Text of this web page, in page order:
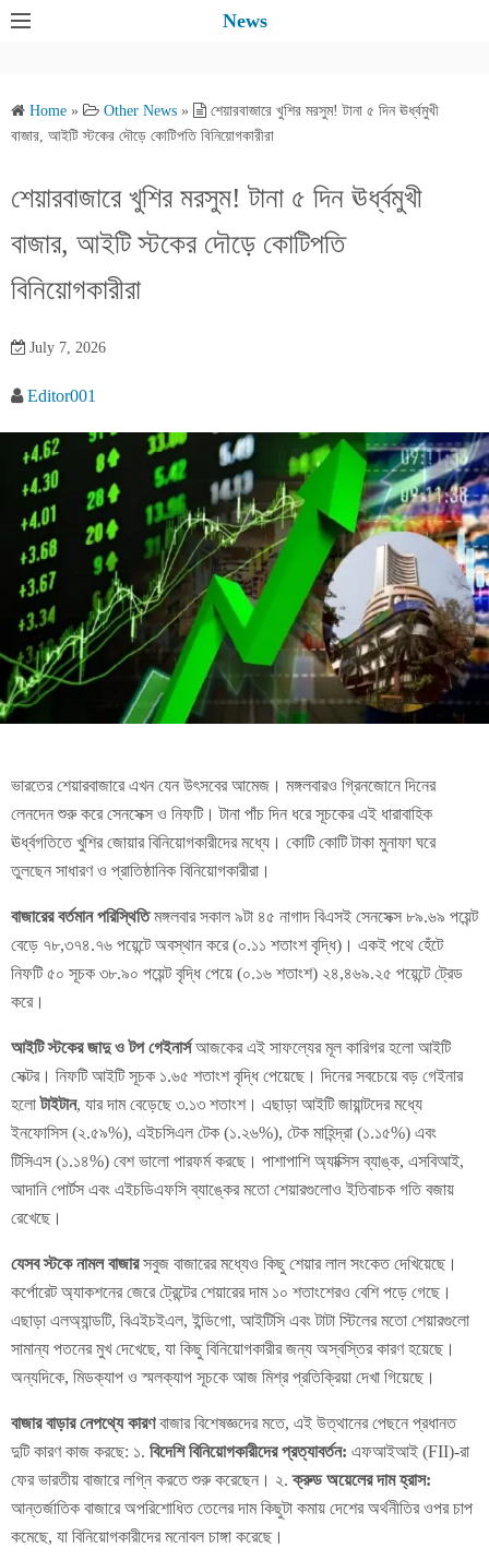
News
Home » Other News »
শেয়ারবাজারে খুশির মরসুম! টানা ৫ দিন ঊর্ধ্বমুখী
বাজার, আইটি স্টকের দৌড়ে কোটিপতি বিনিয়োগকারীরা
শেয়ারবাজারে খুশির মরসুম! টানা ৫ দিন ঊর্ধ্বমুখী
বাজার, আইটি স্টকের দৌড়ে কোটিপতি
বিনিয়োগকারীরা
July 7, 2026
Editor001
ভারতের শেয়ারবাজারে এখন যেন উৎসবের আমেজ। মঙ্গলবারও গ্রিনজোনে দিনের
লেনদেন শুরু করে সেনসেক্স ও নিফটি। টানা পাঁচ দিন ধরে সূচকের এই ধারাবাহিক
ঊর্ধ্বগতিতে খুশির জোয়ার বিনিয়োগকারীদের মধ্যে। কোটি কোটি টাকা মুনাফা ঘরে
তুলছেন সাধারণ ও প্রাতিষ্ঠানিক বিনিয়োগকারীরা।
বাজারের বর্তমান পরিস্থিতিমঙ্গলবার সকাল ৯টা ৪৫ নাগাদ বিএসই সেনসেক্স ৮৯.৬৯ পয়েন্ট
বেড়ে ৭৮,৩৭৪.৭৬ পয়েন্টে অবস্থান করে (০.১১ শতাংশ বৃদ্ধি)। একই পথে হেঁটে
নিফটি ৫০ সূচক ৩৮.৯০ পয়েন্ট বৃদ্ধি পেয়ে (০.১৬ শতাংশ) ২৪,৪৬৯.২৫ পয়েন্টে ট্রেড
করে।
আইটি স্টকের জাদু ও টপ গেইনার্সআজকের এই সাফল্যের মূল কারিগর হলো আইটি
সেক্টর। নিফটি আইটি সূচক ১.৬৫ শতাংশ বৃদ্ধি পেয়েছে। দিনের সবচেয়ে বড় গেইনার
হলোটাইটান, যার দাম বেড়েছে ৩.১৩ শতাংশ। এছাড়া আইটি জায়ান্টদের মধ্যে
ইনফোসিস (২.৫৯%), এইচসিএল টেক (১.২৬%), টেক মাহিন্দ্রা (১.১৫%) এবং
টিসিএস (১.১৪%) বেশ ভালো পারফর্ম করছে। পাশাপাশি অ্যাক্সিস ব্যাঙ্ক, এসবিআই,
আদানি পোর্টস এবং এইচডিএফসি ব্যাঙ্কের মতো শেয়ারগুলোও ইতিবাচক গতি বজায়
রেখেছে।
যেসব স্টকে নামল বাজারসবুজ বাজারের মধ্যেও কিছু শেয়ার লাল সংকেত দেখিয়েছে।
কর্পোরেট অ্যাকশনের জেরে ট্রেন্টের শেয়ারের দাম ১০ শতাংশেরও বেশি পড়ে গেছে।
এছাড়া এলঅ্যান্ডটি, বিএইচইএল, ইন্ডিগো, আইটিসি এবং টাটা স্টিলের মতো শেয়ারগুলো
সামান্য পতনের মুখ দেখেছে, যা কিছু বিনিয়োগকারীর জন্য অস্বস্তির কারণ হয়েছে।
অন্যদিকে, মিডক্যাপ ও স্মলক্যাপ সূচকে আজ মিশ্র প্রতিক্রিয়া দেখা গিয়েছে।
বাজার বাড়ার নেপথ্যে কারণবাজার বিশেষজ্ঞদের মতে, এই উত্থানের পেছনে প্রধানত
দুটি কারণ কাজ করছে: ১. বিদেশি বিনিয়োগকারীদের প্রত্যাবর্তন: এফআইআই (FII)-রা
ফের ভারতীয় বাজারে লগ্নি করতে শুরু করেছেন। ২.ক্রুড অয়েলের দাম হ্রাস:
আন্তর্জাতিক বাজারে অপরিশোধিত তেলের দাম কিছুটা কমায় দেশের অর্থনীতির ওপর চাপ
কমেছে, যা বিনিয়োগকারীদের মনোবল চাঙ্গা করেছে।